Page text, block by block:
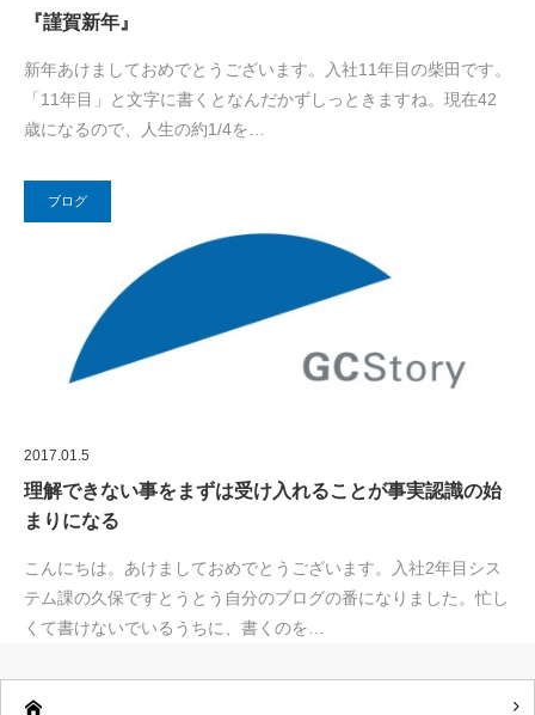
『謹賀新年』
新年あけましておめでとうございます。入社11年目の柴田です。
「11年目」と文字に書くとなんだかずしっときますね。現在42
歳になるので、人生の約1/4を…
ブログ
2017.01.5
理解できない事をまずは受け入れることが事実認識の始
まりになる
こんにちは。あけましておめでとうございます。入社2年目シス
テム課の久保ですとうとう自分のブログの番になりました。忙し
くて書けないでいるうちに、書くのを…